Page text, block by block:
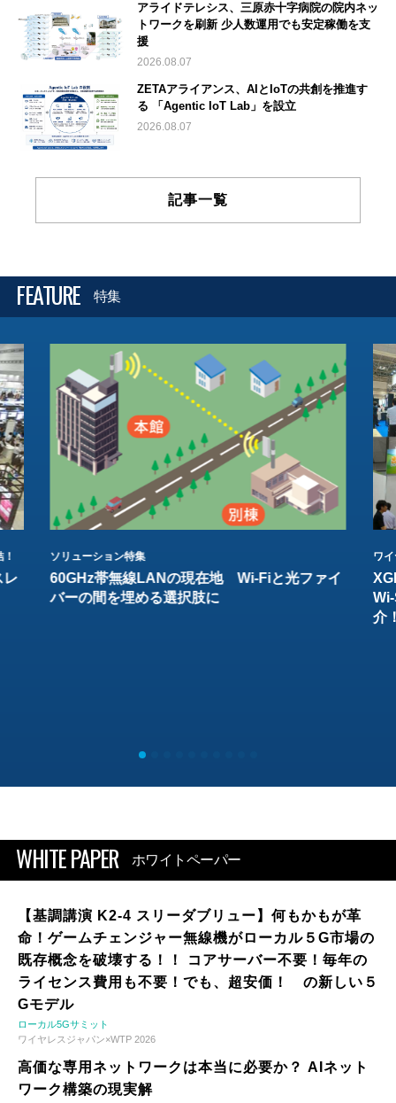
アライドテレシス、三原赤十字病院の院内ネッ
トワークを刷新 少人数運用でも安定稼働を支
援
2026.08.07
ZETAアライアンス、AIとIoTの共創を推進す
る 「Agentic IoT Lab」を設立
2026.08.07
記事一覧
FEATURE 特集
レ
ソリューション特集
60GHz帯無線LANの現在地 Wi-Fiと光ファイ
バーの間を埋める選択肢に
ワ
介
WHITE PAPER ホワイトペーパー
【基調講演 K2-4 スリーダブリュー】何もかもが革
命！ゲームチェンジャー無線機がローカル５G市場の
既存概念を破壊する！！ コアサーバー不要！毎年の
ライセンス費用も不要！でも、超安価！ の新しい５
Gモデル
ローカル5Gサミット
ワイヤレスジャパン×WTP 2026
高価な専用ネットワークは本当に必要か？ AIネット
ワーク構築の現実解